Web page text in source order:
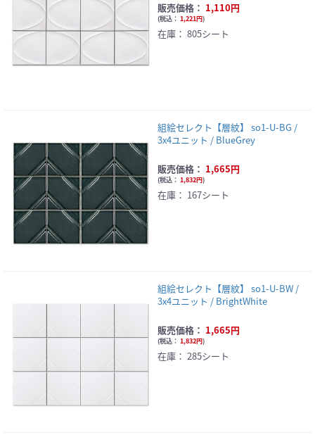
販売価格： 1,110円
(税込： 1,221円)
在庫： 805シート
組絵セレクト【層紋】 so1-U-BG /
3x4ユニット / BlueGrey
販売価格： 1,665円
(税込： 1,832円)
在庫： 167シート
組絵セレクト【層紋】 so1-U-BW /
3x4ユニット / BrightWhite
販売価格： 1,665円
(税込： 1,832円)
在庫： 285シート